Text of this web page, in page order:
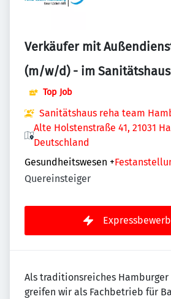
Verkäufer mit
(m/w/d) - im Sanitätshaus
Top Job
Sanitätshaus reha team
Alte Holstenstraße 41, 21031
Deutschland
Gesundheitswesen +
Quereinsteiger
Als traditionsreiches Hamburger
greifen wir als Fachbetrieb für